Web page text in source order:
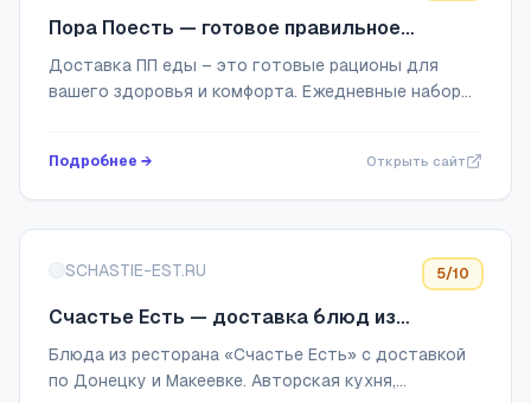
Пора Поесть — готовое правильное
питание с доставкой на дом в Краснодаре
Доставка ПП еды – это готовые рационы для
вашего здоровья и комфорта. Ежедневные наборы
Подробнее → Открыть сайт
SCHASTIE-EST.RU 5/10
Счастье Есть — доставка блюд из
ресторана по Донецку и Макеевке (ДНР)
Блюда из ресторана «Счастье Есть» с доставкой
по Донецку и Макеевке. Авторская кухня,